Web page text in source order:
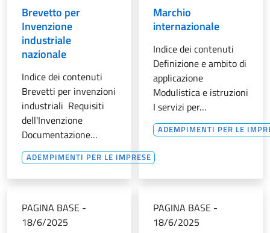
Brevetto per
Invenzione
industriale
nazionale
Indice dei contenuti
Brevetti per invenzioni
industriali Requisiti
dell'Invenzione
Documentazione…
ADEMPIMENTI PER LE IMPRESE
Marchio
internazionale
Indice dei contenuti
Definizione e ambito di
applicazione
Modulistica e istruzioni
I servizi per…
ADEMPIMENTI PER LE
PAGINA BASE -
18/6/2025
PAGINA BASE -
18/6/2025